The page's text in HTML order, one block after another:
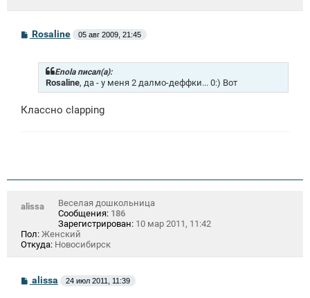
С
о
е
Rosaline 05 авг 2009, 21:45
Enola писал(а):
Rosaline, да - у меня 2 далмо-деффки... 0:) Вот
Классно clapping
alissa
Веселая дошкольница
Сообщения: 186
Зарегистрирован: 10 мар 2011, 11:42
Пол: Женский
Откуда: Новосибирск
С
о
alissa 24 июл 2011, 11:39